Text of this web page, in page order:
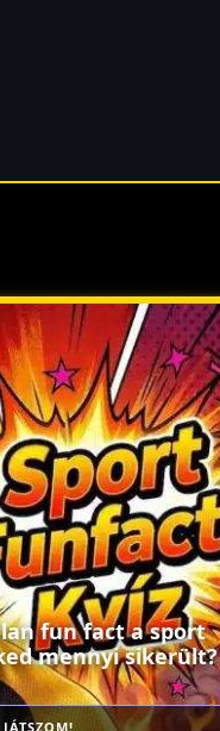
fun fact a sport
mennyi sikerült?
JÁTSZOM!